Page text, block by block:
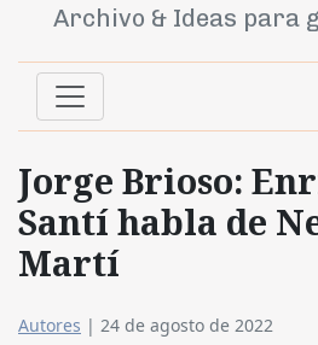
Archivo & Ideas para
Jorge Brioso:
Santí habla de
Martí
Autores | 24 de agosto de 2022